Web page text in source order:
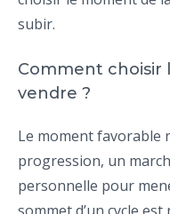
subir.
Comment
vendre ?
Le moment favorable
progression, un
personnelle pour